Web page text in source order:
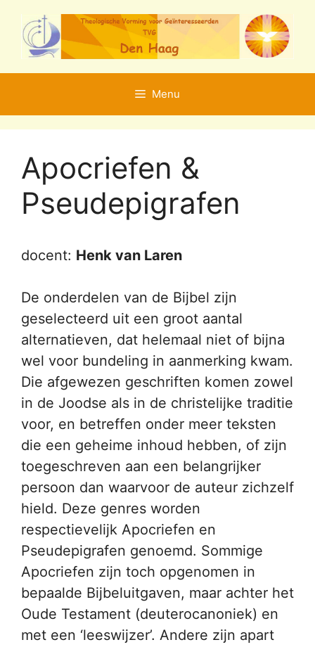
naar
inhoud
Menu
Apocriefen &
Pseudepigrafen
docent: Henk van Laren
De onderdelen van de Bijbel zijn
geselecteerd uit een groot aantal
alternatieven, dat helemaal niet of bijna
wel voor bundeling in aanmerking kwam.
Die afgewezen geschriften komen zowel
in de Joodse als in de christelijke traditie
voor, en betreffen onder meer teksten
die een geheime inhoud hebben, of zijn
toegeschreven aan een belangrijker
persoon dan waarvoor de auteur zichzelf
hield. Deze genres worden
respectievelijk Apocriefen en
Pseudepigrafen genoemd. Sommige
Apocriefen zijn toch opgenomen in
bepaalde Bijbeluitgaven, maar achter het
Oude Testament (deuterocanoniek) en
met een ‘leeswijzer’. Andere zijn apart